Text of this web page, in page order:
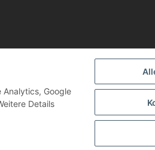
Analytics, Google
Details